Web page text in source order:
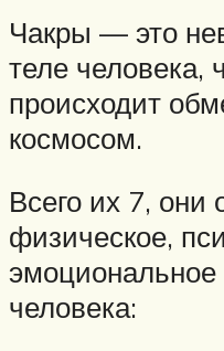
Чакры — это
теле человека,
происходит
космосом.
Всего их 7, они
физическое,
эмоциональное
человека: